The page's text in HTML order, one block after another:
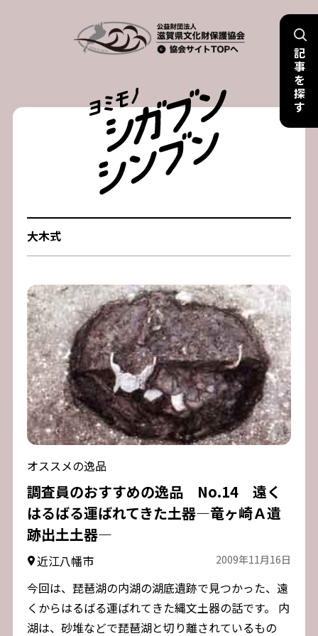
記
事
を
探
す
大木式
オススメの逸品
調査員のおすすめの逸品 No.14 遠く
はるばる運ばれてきた土器―竜ヶ崎Ａ遺
跡出土土器―
近江八幡市 2009年11月16日
今回は、琵琶湖の内湖の湖底遺跡で見つかった、遠
くからはるばる運ばれてきた縄文土器の話です。 内
湖は、砂堆などで琵琶湖と切り離されているもの